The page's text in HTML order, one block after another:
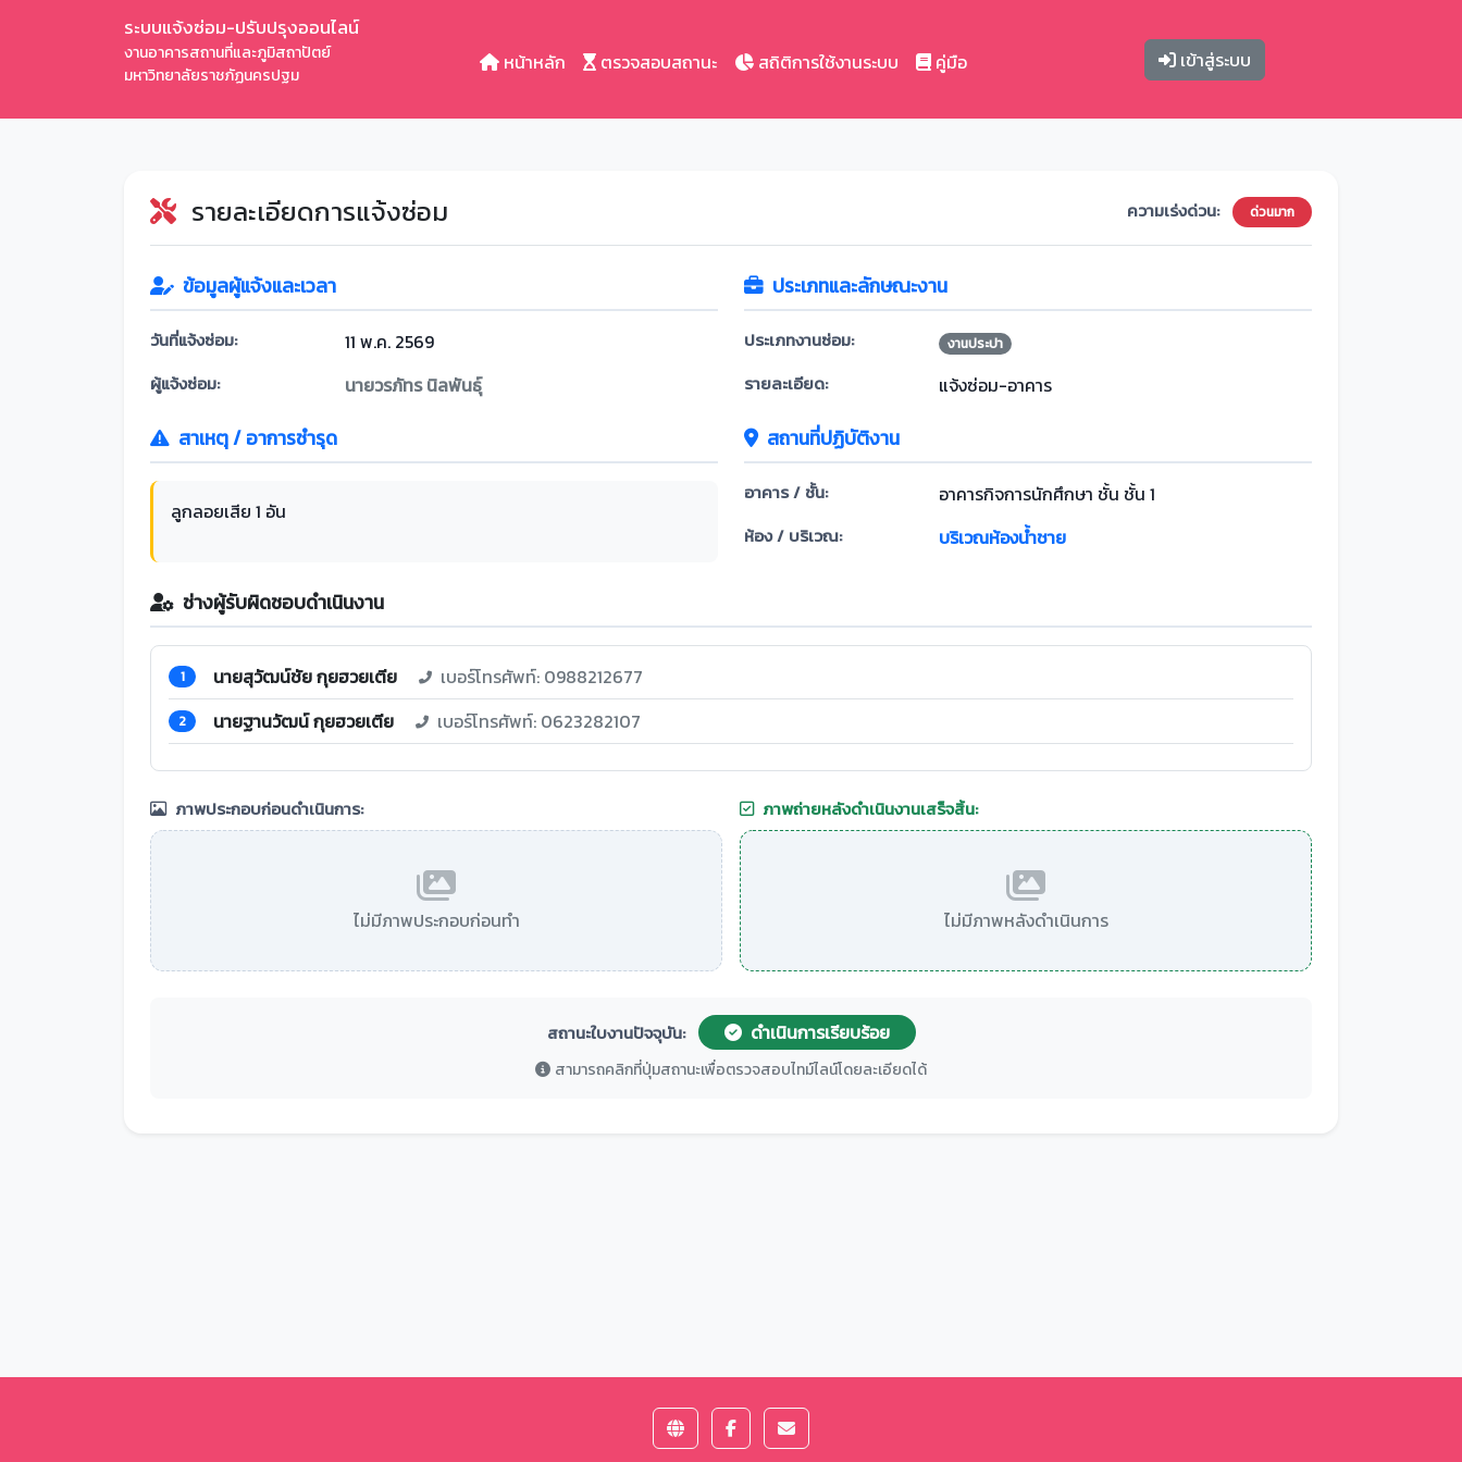
ระบบแจ้งซ่อม-ปรับปรุงออนไลน์
งานอาคารสถานที่และภูมิสถาปัตย์
มหาวิทยาลัยราชภัฏนครปฐม
หน้าหลัก ตรวจสอบสถานะ สถิติการใช้งานระบบ คู่มือ เข้าสู่ระบบ
รายละเอียดการแจ้งซ่อม ความเร่งด่วน: ด่วนมาก
ข้อมูลผู้แจ้งและเวลา
วันที่แจ้งซ่อม: 11 พ.ค. 2569
ผู้แจ้งซ่อม: นายวรภัทร นิลพันธุ์
ประเภทและลักษณะงาน
ประเภทงานซ่อม: งานประปา
รายละเอียด: แจ้งซ่อม-อาคาร
สาเหตุ / อาการชำรุด
ลูกลอยเสีย 1 อัน
สถานที่ปฏิบัติงาน
อาคาร / ชั้น: อาคารกิจการนักศึกษา ชั้น ชั้น 1
ห้อง / บริเวณ: บริเวณห้องน้ำชาย
ช่างผู้รับผิดชอบดำเนินงาน
1 นายสุวัฒน์ชัย กุยฮวยเตีย เบอร์โทรศัพท์: 0988212677
2 นายฐานวัฒน์ กุยฮวยเตีย เบอร์โทรศัพท์: 0623282107
ภาพประกอบก่อนดำเนินการ:
ไม่มีภาพประกอบก่อนทำ
ภาพถ่ายหลังดำเนินงานเสร็จสิ้น:
ไม่มีภาพหลังดำเนินการ
สถานะใบงานปัจจุบัน: ดำเนินการเรียบร้อย
สามารถคลิกที่ปุ่มสถานะเพื่อตรวจสอบไทม์ไลน์โดยละเอียดได้